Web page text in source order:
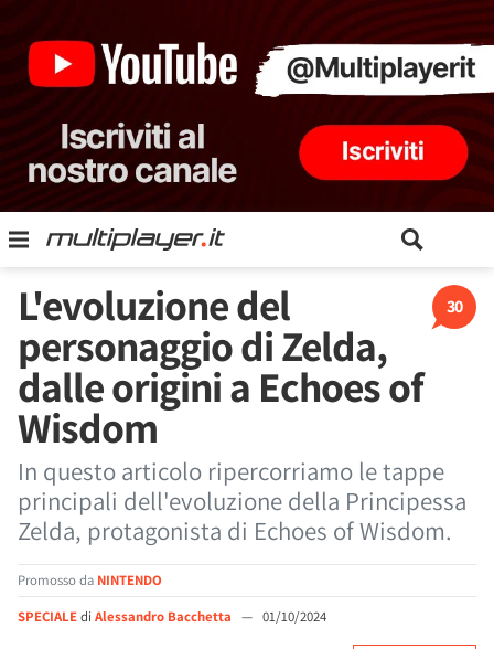
30
L'evoluzione del
personaggio di Zelda,
dalle origini a Echoes of
Wisdom
In questo articolo ripercorriamo le tappe
principali dell'evoluzione della Principessa
Zelda, protagonista di Echoes of Wisdom.
SPECIALEdi Alessandro Bacchetta — 01/10/2024
Promosso da NINTENDO